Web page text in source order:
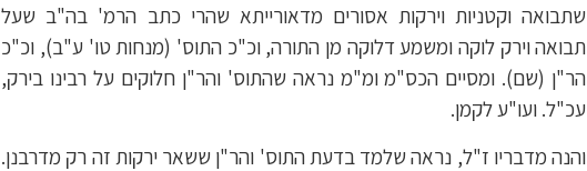
שתבואה וקטניות וירקות אסורים מדאורייתא שהרי כתב הרמ' בה"ב שעל
תבואה וירק לוקה ומשמע דלוקה מן התורה, וכ"כ התוס' (מנחות טו' ע"ב), וכ"כ
הר"ן (שם). ומסיים הכס"מ ומ"מ נראה שהתוס' והר"ן חלוקים על רבינו בירק,
עכ"ל. ועו"ע לקמן.
והנה מדבריו ז"ל, נראה שלמד בדעת התוס' והר"ן ששאר ירקות זה רק מדרבנן.